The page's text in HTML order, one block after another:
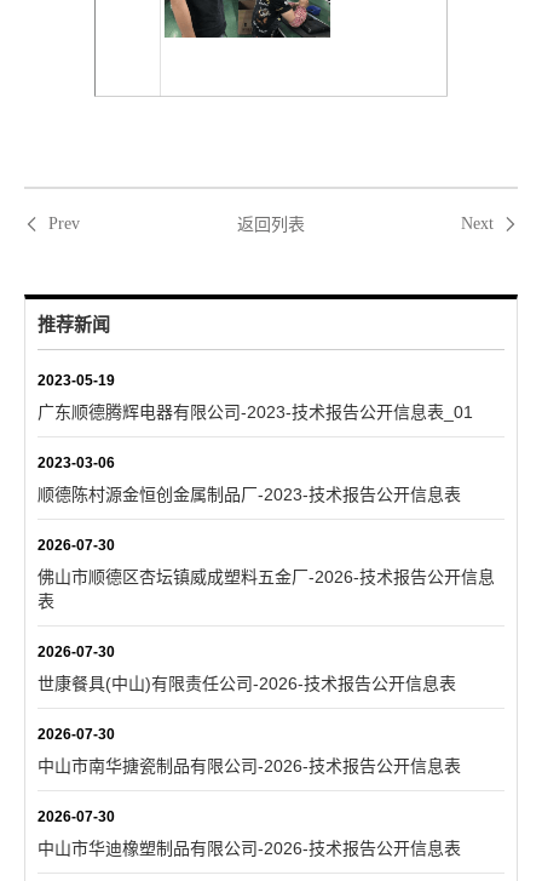
Prev 返回列表 Next
推荐新闻
2023-05-19
广东顺德腾辉电器有限公司-2023-技术报告公开信息表_01
2023-03-06
顺德陈村源金恒创金属制品厂-2023-技术报告公开信息表
2026-07-30
佛山市顺德区杏坛镇威成塑料五金厂-2026-技术报告公开信息
表
2026-07-30
世康餐具(中山)有限责任公司-2026-技术报告公开信息表
2026-07-30
中山市南华搪瓷制品有限公司-2026-技术报告公开信息表
2026-07-30
中山市华迪橡塑制品有限公司-2026-技术报告公开信息表